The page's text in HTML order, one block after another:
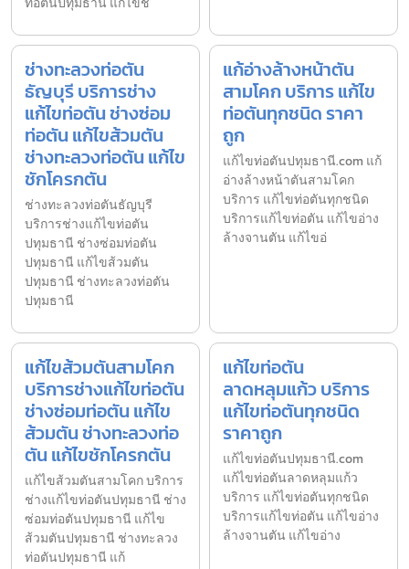
ช่างทะลวงท่อตัน
ธัญบุรี บริการช่าง
แก้ไขท่อตัน ช่างซ่อม
ท่อตัน แก้ไขส้วมตัน
ช่างทะลวงท่อตัน แก้ไข
ชักโครกตัน
ช่างทะลวงท่อตันธัญบุรี
บริการช่างแก้ไขท่อตัน
ปทุมธานี ช่างซ่อมท่อตัน
ปทุมธานี แก้ไขส้วมตัน
ปทุมธานี ช่างทะลวงท่อตัน
ปทุมธานี
แก้อ่างล้างหน้าตัน
สามโคก บริการ แก้ไข
ท่อตันทุกชนิด ราคา
ถูก
แก้ไขท่อตันปทุมธานี.com แก้
อ่างล้างหน้าตันสามโคก
บริการ แก้ไขท่อตันทุกชนิด
บริการแก้ไขท่อตัน แก้ไขอ่าง
ล้างจานตัน แก้ไขอ่
แก้ไขส้วมตันสามโคก
บริการช่างแก้ไขท่อตัน
ช่างซ่อมท่อตัน แก้ไข
ส้วมตัน ช่างทะลวงท่อ
ตัน แก้ไขชักโครกตัน
แก้ไขส้วมตันสามโคก บริการ
ช่างแก้ไขท่อตันปทุมธานี ช่าง
ซ่อมท่อตันปทุมธานี แก้ไข
ส้วมตันปทุมธานี ช่างทะลวง
ท่อตันปทุมธานี แก้
แก้ไขท่อตัน
ลาดหลุมแก้ว บริการ
แก้ไขท่อตันทุกชนิด
ราคาถูก
แก้ไขท่อตันปทุมธานี.com
แก้ไขท่อตันลาดหลุมแก้ว
บริการ แก้ไขท่อตันทุกชนิด
บริการแก้ไขท่อตัน แก้ไขอ่าง
ล้างจานตัน แก้ไขอ่าง